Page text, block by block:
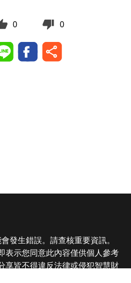
0 0
發生錯誤。請查核重要資訊。
表示您同意此內容僅供個人參考
享皆不得違反法律或侵犯智慧財